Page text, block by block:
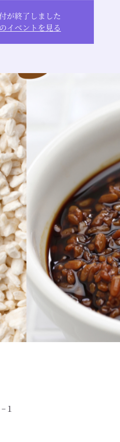
が終了しました
イベントを見る
１